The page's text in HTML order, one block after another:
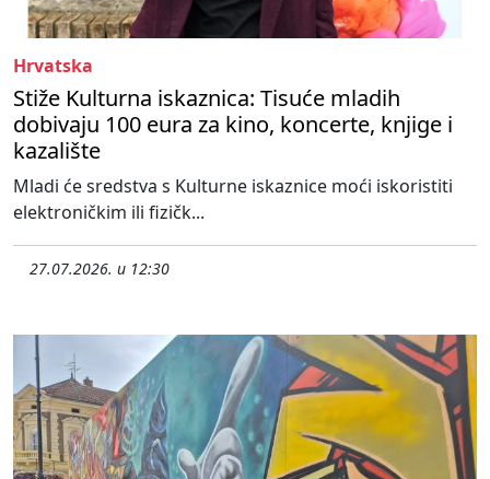
Hrvatska
Stiže Kulturna iskaznica: Tisuće mladih
dobivaju 100 eura za kino, koncerte, knjige i
kazalište
Mladi će sredstva s Kulturne iskaznice moći iskoristiti
elektroničkim ili fizičk...
27.07.2026. u 12:30